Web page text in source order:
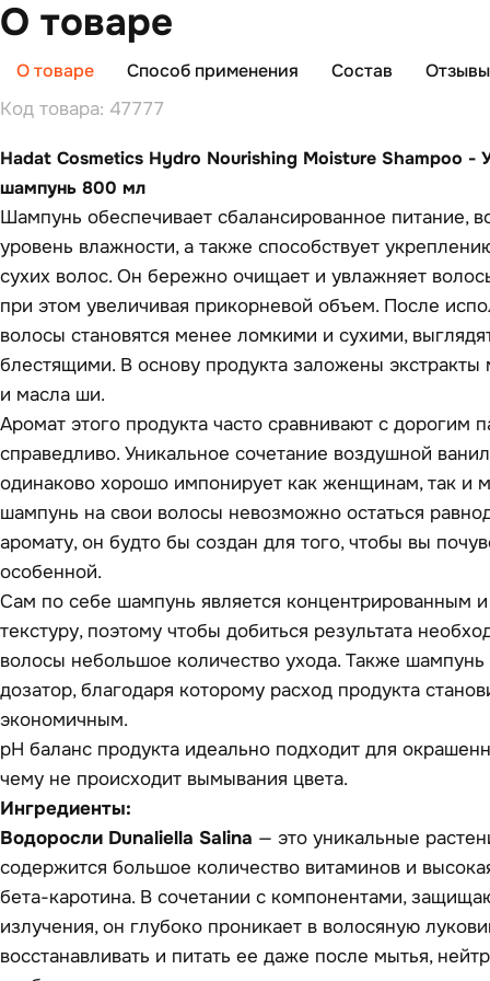
О товаре
О товаре Способ применения Состав
Код товара: 47777
Hadat Cosmetics Hydro Nourishing Moisture Shampoo -
шампунь 800 мл
Шампунь обеспечивает сбалансированное питание,
уровень влажности, а также способствует
сухих волос. Он бережно очищает и увлажняет
при этом увеличивая прикорневой объем. После
волосы становятся менее ломкими и сухими,
блестящими. В основу продукта заложены экстракты
и масла ши.
Аромат этого продукта часто сравнивают с дорогим
справедливо. Уникальное сочетание воздушной
одинаково хорошо импонирует как женщинам, так и
шампунь на свои волосы невозможно остаться
аромату, он будто бы создан для того, чтобы вы
особенной.
Сам по себе шампунь является концентрированным
текстуру, поэтому чтобы добиться результата
волосы небольшое количество ухода. Также
дозатор, благодаря которому расход продукта
экономичным.
pH баланс продукта идеально подходит для
чему не происходит вымывания цвета.
Ингредиенты:
Водоросли Dunaliella Salina — это уникальные
содержится большое количество витаминов и
бета-каротина. В сочетании с компонентами,
излучения, он глубоко проникает в волосяную
восстанавливать и питать ее даже после мытья,